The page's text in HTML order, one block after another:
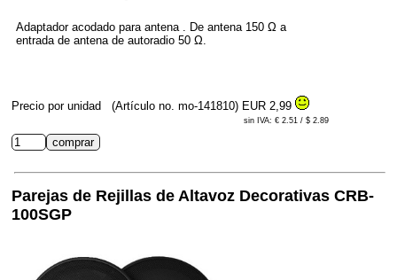
Adaptador acodado para antena . De antena 150 Ω a
entrada de antena de autoradio 50 Ω.
Precio por unidad (Artículo no. mo-141810) EUR 2,99
sin IVA: € 2.51 / $ 2.89
Parejas de Rejillas de Altavoz Decorativas CRB-
100SGP